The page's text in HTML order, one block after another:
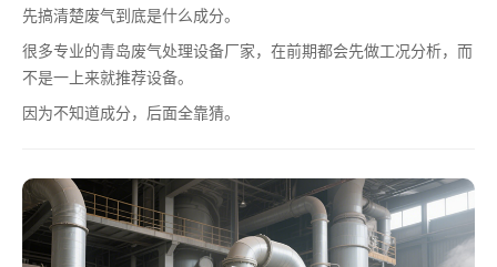
先搞清楚废气到底是什么成分。
很多专业的青岛废气处理设备厂家，在前期都会先做工况分析，而
不是一上来就推荐设备。
因为不知道成分，后面全靠猜。